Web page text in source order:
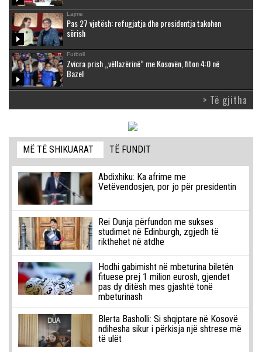
Lajme
Pas 27 vjetësh: refugjatja dhe presidentja takohen
sërish
Futboll
Zvicra prish „vëllazërinë“ me Kosovën, fiton 4:0 në
Bazel
> Të gjitha
MË TË SHIKUARAT TË FUNDIT
Abdixhiku: Ka afrime me
Vetëvendosjen, por jo për presidentin
Rei Dunja përfundon me sukses
studimet në Edinburgh, zgjedh të
rikthehet në atdhe
Hodhi gabimisht në mbeturina biletën
fituese prej 1 milion eurosh, gjendet
pas dy ditësh mes gjashtë tonë
mbeturinash
Blerta Basholli: Si shqiptare në Kosovë
ndihesha sikur i përkisja një shtrese më
të ulët